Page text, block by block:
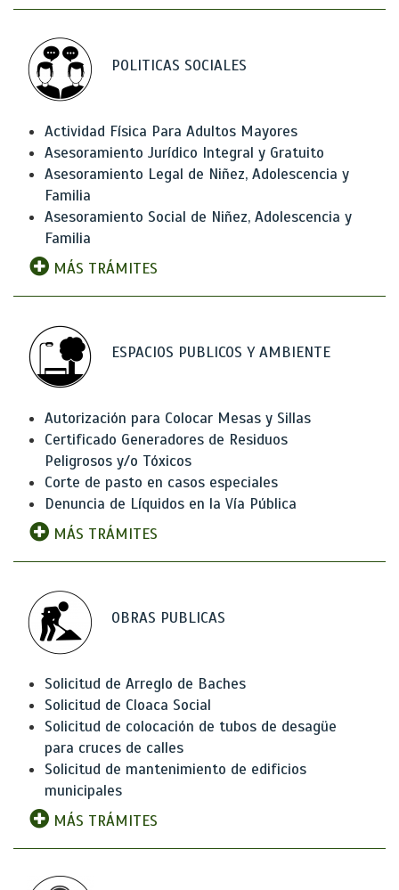
POLITICAS SOCIALES
Actividad Física Para Adultos Mayores
Asesoramiento Jurídico Integral y Gratuito
Asesoramiento Legal de Niñez, Adolescencia y
Familia
Asesoramiento Social de Niñez, Adolescencia y
Familia
MÁS TRÁMITES
ESPACIOS PUBLICOS Y AMBIENTE
Autorización para Colocar Mesas y Sillas
Certificado Generadores de Residuos
Peligrosos y/o Tóxicos
Corte de pasto en casos especiales
Denuncia de Líquidos en la Vía Pública
MÁS TRÁMITES
OBRAS PUBLICAS
Solicitud de Arreglo de Baches
Solicitud de Cloaca Social
Solicitud de colocación de tubos de desagüe
para cruces de calles
Solicitud de mantenimiento de edificios
municipales
MÁS TRÁMITES